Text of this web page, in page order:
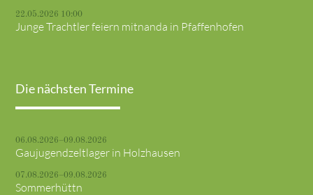
22.05.2026 10:00
Junge Trachtler feiern mitnanda in Pfaffenhofen
Die nächsten Termine
06.08.2026–09.08.2026
Gaujugendzeltlager in Holzhausen
07.08.2026–09.08.2026
Sommerhüttn